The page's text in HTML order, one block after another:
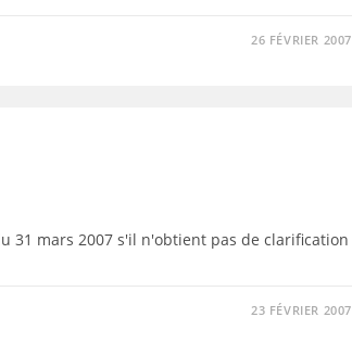
26 FÉVRIER 2007
31 mars 2007 s'il n'obtient pas de clarification
23 FÉVRIER 2007